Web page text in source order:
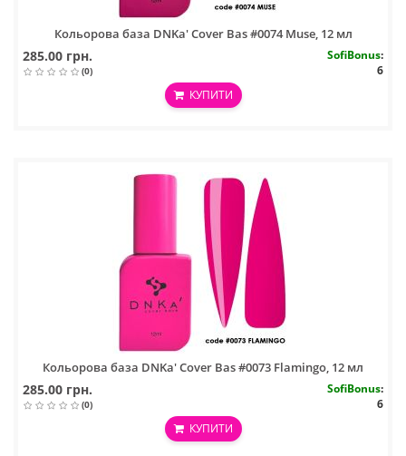
Кольорова база DNKa' Cover Bas #0074 Muse, 12 мл
285.00 грн.
(0)
SofiBonus:
6
КУПИТИ
Кольорова база DNKa' Cover Bas #0073 Flamingo, 12 мл
285.00 грн.
(0)
SofiBonus:
6
КУПИТИ